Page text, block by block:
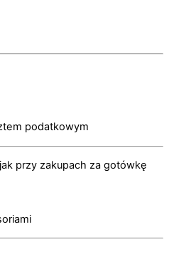
podatkowym
przy zakupach za gotówkę